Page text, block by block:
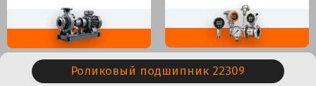
Роликовый подшипник 22309